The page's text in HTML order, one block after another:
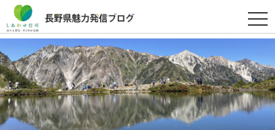
t
o
g
e
n
a
v
i
g